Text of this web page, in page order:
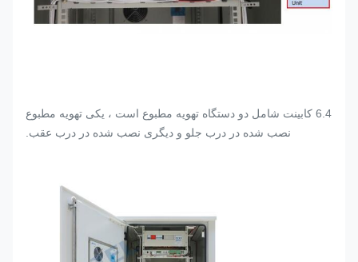
6.4 کابینت شامل دو دستگاه تهویه مطبوع است ، یکی تهویه مطبوع
نصب شده در درب جلو و دیگری نصب شده در درب عقب.